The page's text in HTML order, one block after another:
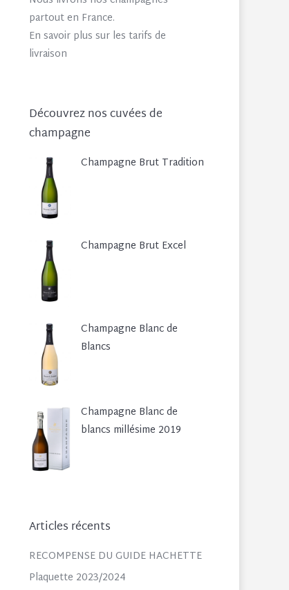
partout en France.
En savoir plus sur les tarifs de
livraison
Découvrez nos cuvées de
champagne
Champagne Brut Tradition
Champagne Brut Excel
Champagne Blanc de
Blancs
Champagne Blanc de
blancs millésime 2019
Articles récents
RECOMPENSE DU GUIDE HACHETTE
Plaquette 2023/2024